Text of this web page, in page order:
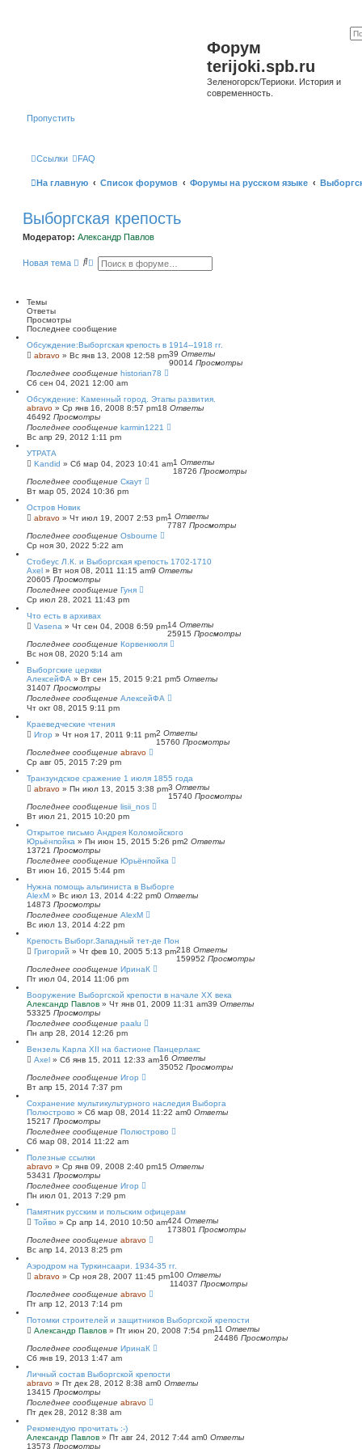
Форум
terijoki.spb.ru
Зеленогорск/Териоки. История и
современность.
Пропустить
Ссылки FAQ
На главную Список форумов Форумы на русском языке
Выборгская крепость
Модератор: Александр Павлов
Новая тема
П Р
н
ы
й
о
и
с
к
Темы
Ответы
Просмотры
Последнее сообщение
Обсуждение:Выборгская крепость в 1914--1918 гг.
abravo » Вс янв 13, 2008 12:58 pm39 Ответы
90014 Просмотры
Последнее сообщение historian78
Сб сен 04, 2021 12:00 am
Обсуждение: Каменный город. Этапы развития.
abravo » Ср янв 16, 2008 8:57 pm18 Ответы
46492 Просмотры
Последнее сообщение karmin1221
Вс апр 29, 2012 1:11 pm
УТРАТА
Kandid » Сб мар 04, 2023 10:41 am1 Ответы
18726 Просмотры
Последнее сообщение Скаут
Вт мар 05, 2024 10:36 pm
Остров Новик
abravo » Чт июл 19, 2007 2:53 pm1 Ответы
7787 Просмотры
Последнее сообщение Osbourne
Ср ноя 30, 2022 5:22 am
Стобеус Л.К. и Выборгская крепость 1702-1710
Axel » Вт ноя 08, 2011 11:15 am9 Ответы
20605 Просмотры
Последнее сообщение Гуня
Ср июл 28, 2021 11:43 pm
Что есть в архивах
Vasena » Чт сен 04, 2008 6:59 pm14 Ответы
25915 Просмотры
Последнее сообщение Корвенкюля
Вс ноя 08, 2020 5:14 am
Выборгские церкви
АлексейФА » Вт сен 15, 2015 9:21 pm5 Ответы
31407 Просмотры
Последнее сообщение АлексейФА
Чт окт 08, 2015 9:11 pm
Краеведческие чтения
Игор » Чт ноя 17, 2011 9:11 pm2 Ответы
15760 Просмотры
Последнее сообщение abravo
Ср авг 05, 2015 7:29 pm
Транзундское сражение 1 июля 1855 года
abravo » Пн июл 13, 2015 3:38 pm3 Ответы
15740 Просмотры
Последнее сообщение lisii_nos
Вт июл 21, 2015 10:20 pm
Открытое письмо Андрея Коломойского
Юрьёнпойка » Пн июн 15, 2015 5:26 pm2 Ответы
13721 Просмотры
Последнее сообщение Юрьёнпойка
Вт июн 16, 2015 5:44 pm
Нужна помощь альпиниста в Выборге
AlexM » Вс июл 13, 2014 4:22 pm0 Ответы
14873 Просмотры
Последнее сообщение AlexM
Вс июл 13, 2014 4:22 pm
Крепость Выборг.Западный тет-де Пон
Григорий » Чт фев 10, 2005 5:13 pm218 Ответы
159952 Просмотры
Последнее сообщение ИринаК
Пт июл 04, 2014 11:06 pm
Вооружение Выборгской крепости в начале ХХ века
Александр Павлов » Чт янв 01, 2009 11:31 am39 Ответы
53325 Просмотры
Последнее сообщение paalu
Пн апр 28, 2014 12:26 pm
Вензель Карла XII на бастионе Панцерлакс
Axel » Сб янв 15, 2011 12:33 am16 Ответы
35052 Просмотры
Последнее сообщение Игор
Вт апр 15, 2014 7:37 pm
Сохранение мультикультурного наследия Выборга
Полюстрово » Сб мар 08, 2014 11:22 am0 Ответы
15217 Просмотры
Последнее сообщение Полюстрово
Сб мар 08, 2014 11:22 am
Полезные ссылки
abravo » Ср янв 09, 2008 2:40 pm15 Ответы
53431 Просмотры
Последнее сообщение Игор
Пн июл 01, 2013 7:29 pm
Памятник русским и польским офицерам
Тойво » Ср апр 14, 2010 10:50 am424 Ответы
173801 Просмотры
Последнее сообщение abravo
Вс апр 14, 2013 8:25 pm
Аэродром на Туркинсаари. 1934-35 гг.
abravo » Ср ноя 28, 2007 11:45 pm100 Ответы
114037 Просмотры
Последнее сообщение abravo
Пт апр 12, 2013 7:14 pm
Потомки строителей и защитников Выборгской крепости
Александр Павлов » Пт июн 20, 2008 7:54 pm11 Ответы
24486 Просмотры
Последнее сообщение ИринаК
Сб янв 19, 2013 1:47 am
Личный состав Выборгской крепости
abravo » Пт дек 28, 2012 8:38 am0 Ответы
13415 Просмотры
Последнее сообщение abravo
Пт дек 28, 2012 8:38 am
Рекомендую прочитать :-)
Александр Павлов » Пт авг 24, 2012 7:44 am0 Ответы
13573 Просмотры